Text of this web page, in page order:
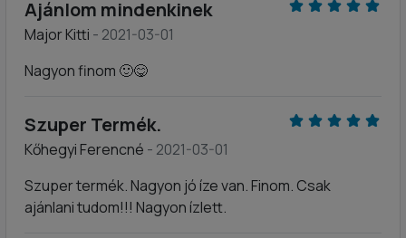
Ajánlom mindenkinek
Major Kitti - 2021-03-01
Nagyon finom 🙂😋
Szuper Termék.
Kőhegyi Ferencné - 2021-03-01
Szuper termék. Nagyon jó íze van. Finom. Csak
ajánlani tudom!!! Nagyon ízlett.